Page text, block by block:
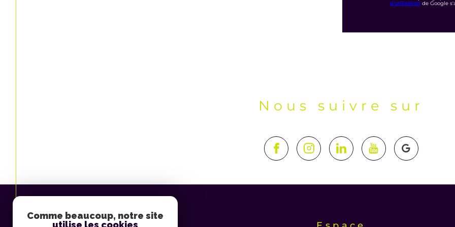
d'utilisation de Google
Nous suivre sur
Comme beaucoup, notre site
utilise les cookies